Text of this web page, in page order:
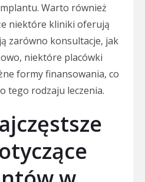
Warto również
niektóre kliniki oferują
zarówno konsultacje, jak
niektóre placówki
formy finansowania, co
tego rodzaju leczenia.